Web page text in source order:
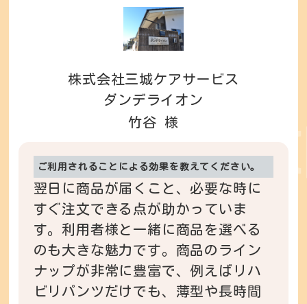
株式会社三城ケアサービス
ダンデライオン
竹谷 様
ご利用されることによる効果を教えてください。
翌日に商品が届くこと、必要な時に
すぐ注文できる点が助かっていま
す。利用者様と一緒に商品を選べる
のも大きな魅力です。商品のライン
ナップが非常に豊富で、例えばリハ
ビリパンツだけでも、薄型や長時間